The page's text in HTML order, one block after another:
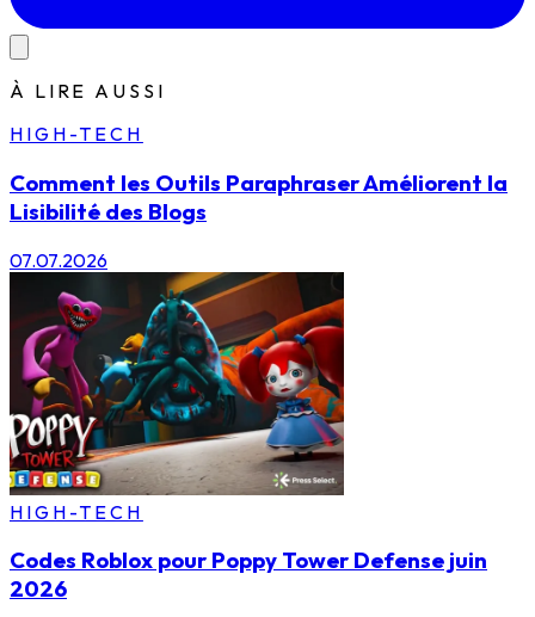
À LIRE AUSSI
HIGH-TECH
Comment les Outils Paraphraser Améliorent la
Lisibilité des Blogs
07.07.2026
HIGH-TECH
Codes Roblox pour Poppy Tower Defense juin
2026